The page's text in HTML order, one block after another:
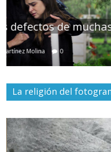
Cuento de hadas
alta burguesía
30 diciembre, 2025 Julio
La religión del